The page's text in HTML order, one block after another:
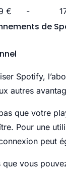
€ -
de
Spotify,
autres
que votre
Pour une
peut
que vous